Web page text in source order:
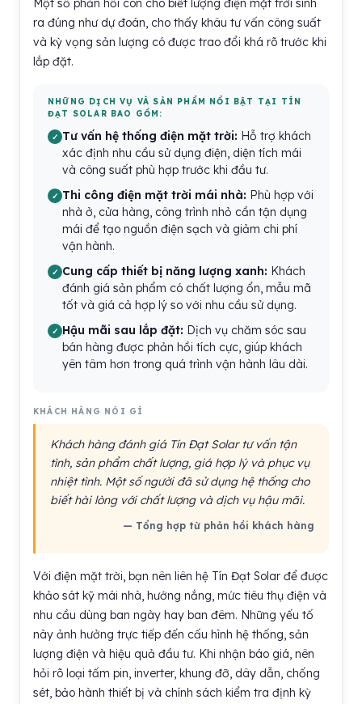
Một số phản hồi còn cho biết lượng điện mặt trời sinh
ra đúng như dự đoán, cho thấy khâu tư vấn công suất
và kỳ vọng sản lượng có được trao đổi khá rõ trước khi
lắp đặt.
NHỮNG DỊCH VỤ VÀ SẢN PHẨM NỔI BẬT TẠI TÍN
ĐẠT SOLAR BAO GỒM:
Tư vấn hệ thống điện mặt trời: Hỗ trợ khách
xác định nhu cầu sử dụng điện, diện tích mái
và công suất phù hợp trước khi đầu tư.
Thi công điện mặt trời mái nhà: Phù hợp với
nhà ở, cửa hàng, công trình nhỏ cần tận dụng
mái để tạo nguồn điện sạch và giảm chi phí
vận hành.
Cung cấp thiết bị năng lượng xanh: Khách
đánh giá sản phẩm có chất lượng ổn, mẫu mã
tốt và giá cả hợp lý so với nhu cầu sử dụng.
Hậu mãi sau lắp đặt: Dịch vụ chăm sóc sau
bán hàng được phản hồi tích cực, giúp khách
yên tâm hơn trong quá trình vận hành lâu dài.
KHÁCH HÀNG NÓI GÌ
Khách hàng đánh giá Tín Đạt Solar tư vấn tận
tình, sản phẩm chất lượng, giá hợp lý và phục vụ
nhiệt tình. Một số người đã sử dụng hệ thống cho
biết hài lòng với chất lượng và dịch vụ hậu mãi.
— Tổng hợp từ phản hồi khách hàng
Với điện mặt trời, bạn nên liên hệ Tín Đạt Solar để được
khảo sát kỹ mái nhà, hướng nắng, mức tiêu thụ điện và
nhu cầu dùng ban ngày hay ban đêm. Những yếu tố
này ảnh hưởng trực tiếp đến cấu hình hệ thống, sản
lượng điện và hiệu quả đầu tư. Khi nhận báo giá, nên
hỏi rõ loại tấm pin, inverter, khung đỡ, dây dẫn, chống
sét, bảo hành thiết bị và chính sách kiểm tra định kỳ